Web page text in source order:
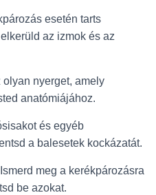
esetén tarts
az izmok és az
olyan nyerget, amely
anatómiájához.
és egyéb
a balesetek kockázatát.
Ismerd meg a kerékpározásra
be azokat.